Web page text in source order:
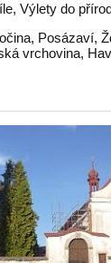
Výlety do
, Posázaví,
vrchovina,